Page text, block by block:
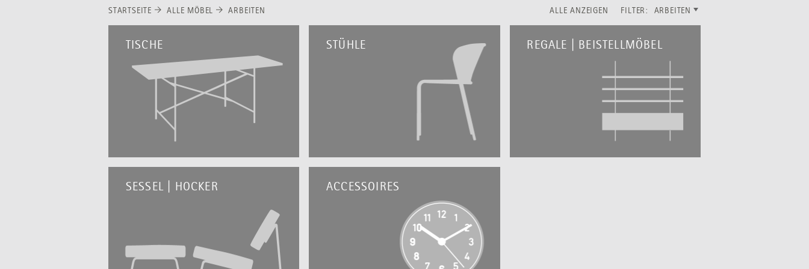
STARTSEITE ALLE MÖBEL ARBEITEN ALLE ANZEIGEN FILTER: ARBEITEN
TISCHE STÜHLE REGALE | BEISTELLMÖBEL
SESSEL | HOCKER ACCESSOIRES